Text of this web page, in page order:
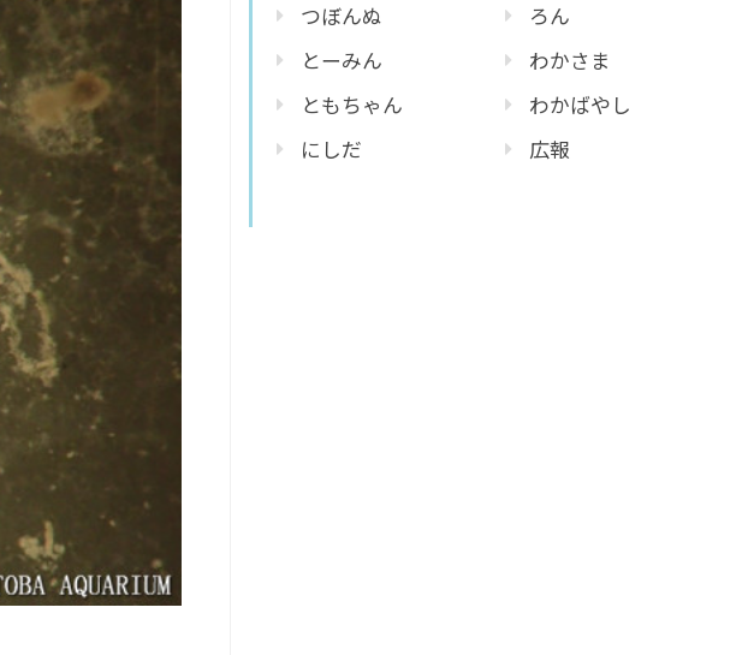
つぼんぬ
とーみん
ともちゃん
にしだ
ろん
わかさま
わかばやし
広報